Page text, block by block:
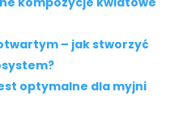
– jak stworzyć
optymalne dla myjni